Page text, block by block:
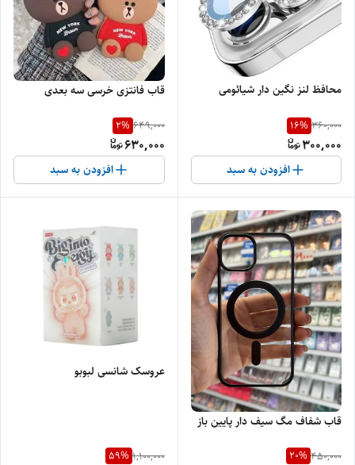
محافظ لنز نگین دار شیائومی
360,000
16%
300,000
افزودن به سبد
قاب فانتزی خرسی سه بعدی
649,000
2%
630,000
افزودن به سبد
قاب شفاف مگ سیف دار پایین باز
450,000
20%
عروسک شانسی لبوبو
1,100,000
59%